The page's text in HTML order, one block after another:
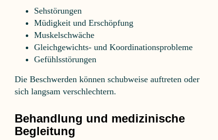
Sehstörungen
Müdigkeit und Erschöpfung
Muskelschwäche
Gleichgewichts- und Koordinationsprobleme
Gefühlsstörungen
Die Beschwerden können schubweise auftreten oder
sich langsam verschlechtern.
Behandlung und medizinische
Begleitung